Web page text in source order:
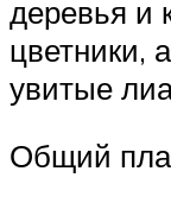
деревья и
цветники,
увитые
Общий